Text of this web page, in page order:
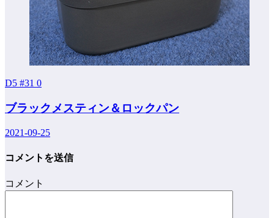
D5 #31 0
ブラックメスティン＆ロックパン
2021-09-25
コメントを送信
コメント